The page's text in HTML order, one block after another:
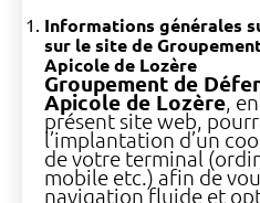
Informations générales
sur le site de
Apicole de Lozère
Groupement de
Apicole de Lozère,
présent site web,
l’implantation d’un
de votre terminal
mobile etc.) afin de
navigation fluide et